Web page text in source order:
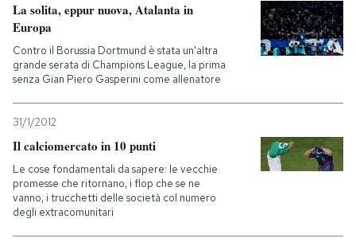
La solita, eppur nuova, Atalanta in
Europa
Contro il Borussia Dortmund è stata un'altra
grande serata di Champions League, la prima
senza Gian Piero Gasperini come allenatore
31/1/2012
Il calciomercato in 10 punti
Le cose fondamentali da sapere: le vecchie
promesse che ritornano, i flop che se ne
vanno, i trucchetti delle società col numero
degli extracomunitari